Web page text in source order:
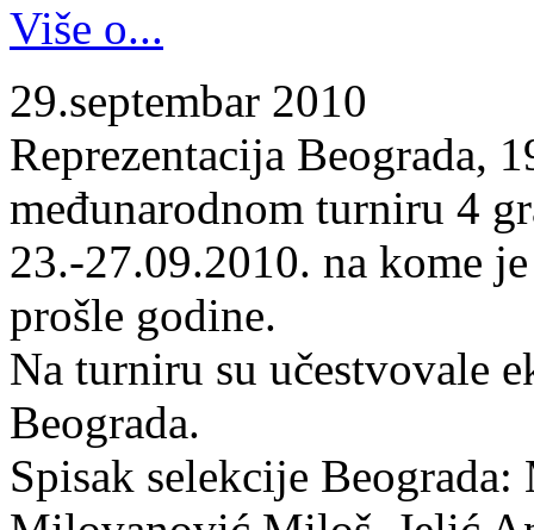
Više o...
29.septembar 2010
Reprezentacija Beograda,
međunarodnom turniru 4
23.-27.09.2010. na kome
prošle godine.
Na turniru su učestvovale
Beograda.
Spisak selekcije